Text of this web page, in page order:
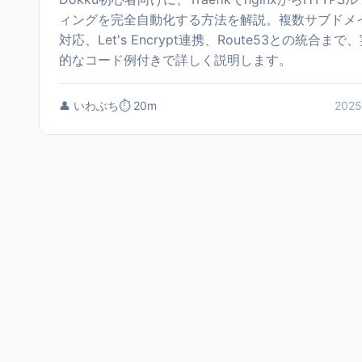
ィングを完全自動化する方法を解説。複数サブドメ
対応、Let's Encrypt連携、Route53との統合まで、
的なコード例付きで詳しく説明します。
👤 いわぶち⏱️ 20m